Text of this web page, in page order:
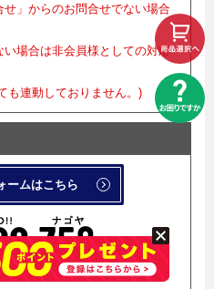
」からのお問合せでない場合
場合は非会員様としての対応
も連動しておりません。)
ームはこちら
ます。